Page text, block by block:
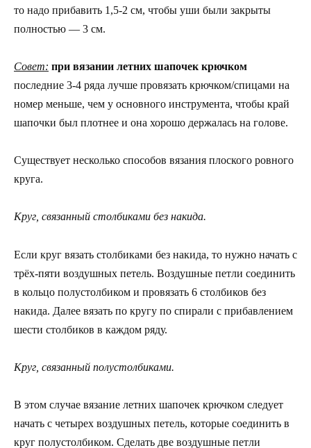
то надо прибавить 1,5-2 см, чтобы уши были закрыты
полностью — 3 см.
Совет: при вязании летних шапочек крючком
последние 3-4 ряда лучше провязать крючком/спицами на
номер меньше, чем у основного инструмента, чтобы край
шапочки был плотнее и она хорошо держалась на голове.
Существует несколько способов вязания плоского ровного
круга.
Круг, связанный столбиками без накида.
Если круг вязать столбиками без накида, то нужно начать с
трёх-пяти воздушных петель. Воздушные петли соединить
в кольцо полустолбиком и провязать 6 столбиков без
накида. Далее вязать по кругу по спирали с прибавлением
шести столбиков в каждом ряду.
Круг, связанный полустолбиками.
В этом случае вязание летних шапочек крючком следует
начать с четырех воздушных петель, которые соединить в
круг полустолбиком. Сделать две воздушные петли